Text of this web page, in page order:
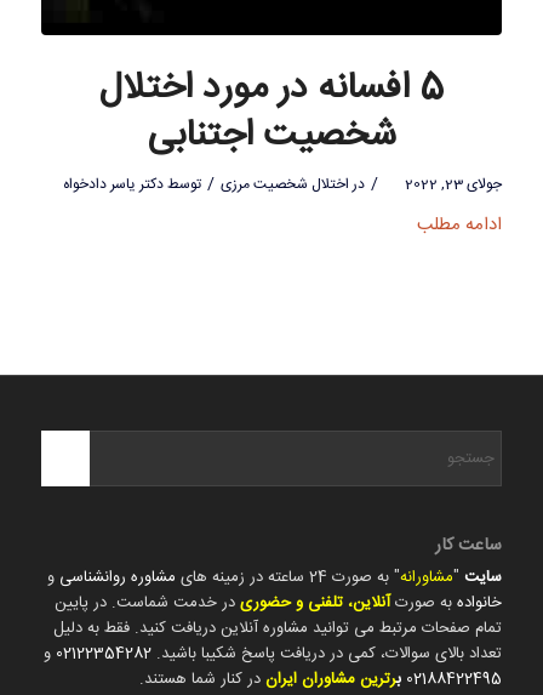
5 افسانه در مورد اختلال
شخصیت اجتنابی
جولای 23, 2022 / دراختلال شخصیت مرزی / توسطدکتر یاسر دادخواه
ادامه مطلب
ساعت کار
سایت"مشاورانه" به صورت 24 ساعته در زمینه های مشاوره روانشناسی و
خانوادهبه صورتآنلاین، تلفنی و حضوریدر خدمت شماست. در پایین
تمام صفحات مرتبط می توانید مشاوره آنلاین دریافت کنید. فقط به دلیل
تعداد بالای سوالات، کمی در دریافت پاسخ شکیبا باشید. 02122354282 و
02188422495 برترین مشاوران ایراندر کنار شما هستند.